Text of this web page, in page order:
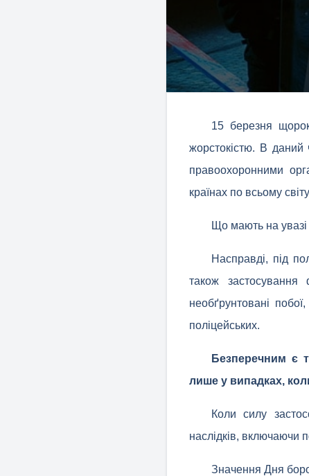
15 березня
жорстокістю. В даний
правоохоронними
країнах по всьому
Що мають на увазі
Насправді, під
також
необґрунтовані
поліцейських.
Безперечним є
лише у випадках,
Коли силу
наслідків, включаючи
Значення Дня